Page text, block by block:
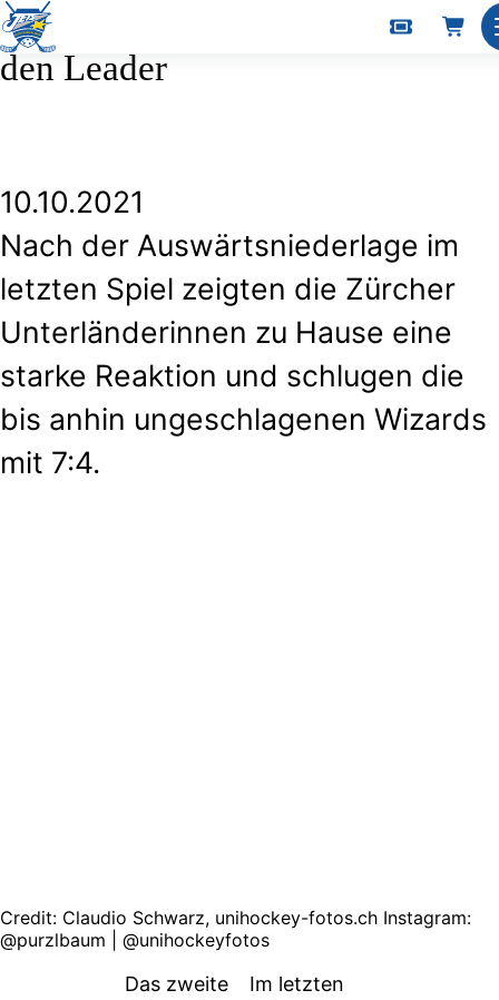
Jets Juniorinnen U21 A schlagen
den Leader
10.10.2021
Nach der Auswärtsniederlage im
letzten Spiel zeigten die Zürcher
Unterländerinnen zu Hause eine
starke Reaktion und schlugen die
bis anhin ungeschlagenen Wizards
mit 7:4.
Credit: Claudio Schwarz, unihockey-fotos.ch Instagram:
@purzlbaum | @unihockeyfotos
Das zweite
Im letzten